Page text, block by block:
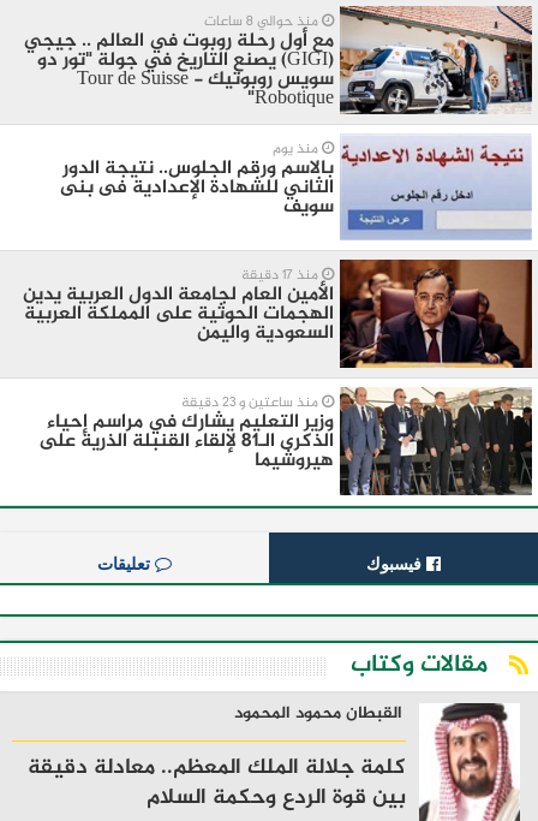
منذ حوالي 8 ساعات
مع أول رحلة روبوت في العالم .. جيجي
(GIGI) يصنع التاريخ في جولة "تور دو
سويس روبوتيك - Tour de Suisse
Robotique"
منذ يوم
بالاسم ورقم الجلوس.. نتيجة الدور
الثاني للشهادة الإعدادية فى بنى
سويف
منذ 17 دقيقة
الأمين العام لجامعة الدول العربية يدين
الهجمات الحوثية على المملكة العربية
السعودية واليمن
منذ ساعتين و 23 دقيقة
وزير التعليم يشارك في مراسم إحياء
الذكرى الـ81 لإلقاء القنبلة الذرية على
هيروشيما
فيسبوك تعليقات
مقالات وكتاب
القبطان محمود المحمود
كلمة جلالة الملك المعظم.. معادلة دقيقة
بين قوة الردع وحكمة السلام